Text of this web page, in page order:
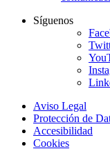
Síguenos
Aviso Legal
Protección de
Accesibilidad
Cookies